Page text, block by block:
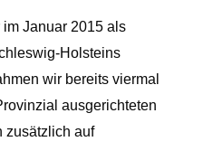
Januar 2015 als
Holsteins
wir bereits viermal
ausgerichteten
zusätzlich auf